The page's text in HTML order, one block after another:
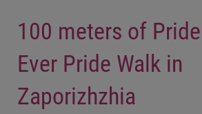
100 meters of
Ever Pride Walk in
Zaporizhzhia